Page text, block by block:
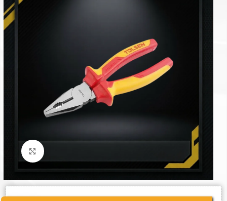
Click to enlarge